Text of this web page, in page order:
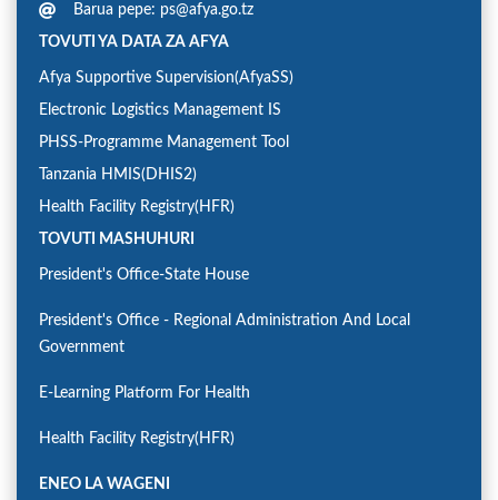
Barua pepe: ps@afya.go.tz
TOVUTI YA DATA ZA AFYA
Afya Supportive Supervision(AfyaSS)
Electronic Logistics Management IS
PHSS-Programme Management Tool
Tanzania HMIS(DHIS2)
Health Facility Registry(HFR)
TOVUTI MASHUHURI
President's Office-State House
President's Office - Regional Administration And Local
Government
E-Learning Platform For Health
Health Facility Registry(HFR)
ENEO LA WAGENI